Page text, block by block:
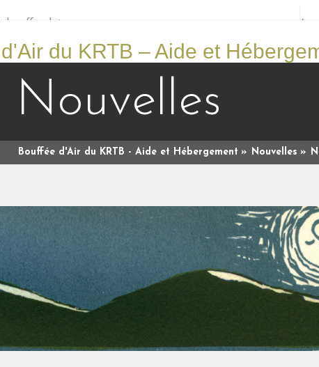
Nouvelles
Bouffée d'Air du KRTB - Aide et Hébergement Nouvelles